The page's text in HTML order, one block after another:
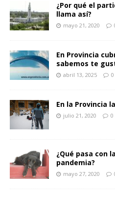
¿Por qué el
llama así?
mayo 21, 2020
En Provincia
sabemos te
abril 13, 2025 0
En la Provincia
julio 21, 2020 0
¿Qué pasa con
pandemia?
mayo 27, 2020